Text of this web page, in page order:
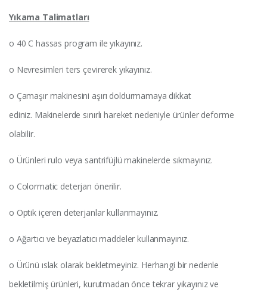
Yıkama Talimatları
o 40 C hassas program ile yıkayınız.
o Nevresimleri ters çevirerek yıkayınız.
o Çamaşır makinesini aşırı doldurmamaya dikkat
ediniz. Makinelerde sınırlı hareket nedeniyle ürünler deforme
olabilir.
o Ürünleri rulo veya santrifüjlü makinelerde sıkmayınız.
o Colormatic deterjan önerilir.
o Optik içeren deterjanlar kullanmayınız.
o Ağartıcı ve beyazlatıcı maddeler kullanmayınız.
o Ürünü ıslak olarak bekletmeyiniz. Herhangi bir nedenle
bekletilmiş ürünleri, kurutmadan önce tekrar yıkayınız ve